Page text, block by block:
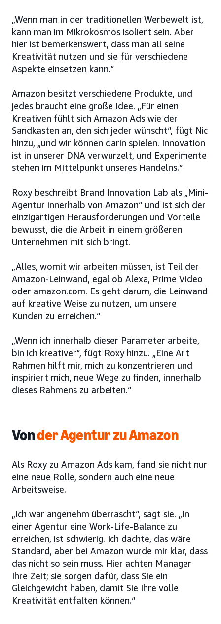
„Wenn man in der traditionellen Werbewelt ist,
kann man im Mikrokosmos isoliert sein. Aber
hier ist bemerkenswert, dass man all seine
Kreativität nutzen und sie für verschiedene
Aspekte einsetzen kann.“
Amazon besitzt verschiedene Produkte, und
jedes braucht eine große Idee. „Für einen
Kreativen fühlt sich Amazon Ads wie der
Sandkasten an, den sich jeder wünscht“, fügt Nic
hinzu, „und wir können darin spielen. Innovation
ist in unserer DNA verwurzelt, und Experimente
stehen im Mittelpunkt unseres Handelns.“
Roxy beschreibt Brand Innovation Lab als „Mini-
Agentur innerhalb von Amazon“ und ist sich der
einzigartigen Herausforderungen und Vorteile
bewusst, die die Arbeit in einem größeren
Unternehmen mit sich bringt.
„Alles, womit wir arbeiten müssen, ist Teil der
Amazon-Leinwand, egal ob Alexa, Prime Video
oder amazon.com. Es geht darum, die Leinwand
auf kreative Weise zu nutzen, um unsere
Kunden zu erreichen.“
„Wenn ich innerhalb dieser Parameter arbeite,
bin ich kreativer“, fügt Roxy hinzu. „Eine Art
Rahmen hilft mir, mich zu konzentrieren und
inspiriert mich, neue Wege zu finden, innerhalb
dieses Rahmens zu arbeiten.“
Vonder Agentur zu Amazon
Als Roxy zu Amazon Ads kam, fand sie nicht nur
eine neue Rolle, sondern auch eine neue
Arbeitsweise.
„Ich war angenehm überrascht“, sagt sie. „In
einer Agentur eine Work-Life-Balance zu
erreichen, ist schwierig. Ich dachte, das wäre
Standard, aber bei Amazon wurde mir klar, dass
das nicht so sein muss. Hier achten Manager
Ihre Zeit; sie sorgen dafür, dass Sie ein
Gleichgewicht haben, damit Sie Ihre volle
Kreativität entfalten können.“